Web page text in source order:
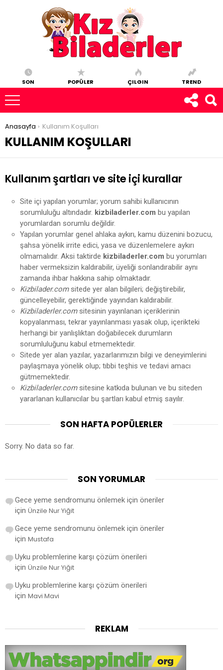
SON POPÜLER ÇILGIN TREND
You are here:
Anasayfa Kullanım Koşulları
KULLANIM KOŞULLARI
Kullanım şartları ve site içi kurallar
Site içi yapılan yorumlar; yorum sahibi kullanıcının
sorumluluğu altındadır. kizbiladerler.com bu yapılan
yorumlardan sorumlu değildir.
Yapılan yorumlar genel ahlaka aykırı, kamu düzenini bozucu,
şahsa yönelik irrite edici, yasa ve düzenlemelere aykırı
olmamalıdır. Aksi taktirde kizbiladerler.com bu yorumları
haber vermeksizin kaldırabilir, üyeliği sonlandırabilir aynı
zamanda ihbar hakkına sahip olmaktadır.
Kizbilader.comsitede yer alan bilgileri; değiştirebilir,
güncelleyebilir, gerektiğinde yayından kaldırabilir.
Kizbiladerler.com sitesinin yayınlanan içeriklerinin
kopyalanması, tekrar yayınlanması yasak olup, içerikteki
herhangi bir yanlışlıktan doğabilecek durumların
sorumluluğunu kabul etmemektedir.
Sitede yer alan yazılar, yazarlarımızın bilgi ve deneyimlerini
paylaşmaya yönelik olup; tıbbi teşhis ve tedavi amacı
gütmemektedir.
Kizbiladerler.comsitesine katkıda bulunan ve bu siteden
yararlanan kullanıcılar bu şartları kabul etmiş sayılır.
SON HAFTA POPÜLERLER
Sorry. No data so far.
SON YORUMLAR
Gece yeme sendromunu önlemek için öneriler
için Ünzile Nur Yiğit
Gece yeme sendromunu önlemek için öneriler
için Mustafa
Uyku problemlerine karşı çözüm önerileri
için Ünzile Nur Yiğit
Uyku problemlerine karşı çözüm önerileri
için Mavi Mavi
REKLAM